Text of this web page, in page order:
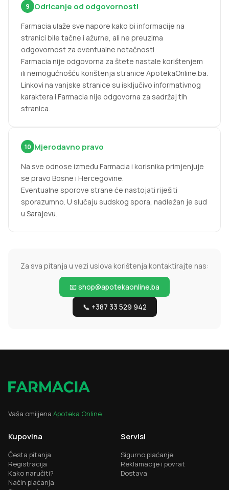
9 Odricanje od odgovornosti
Farmacia ulaže sve napore kako bi informacije na
stranici bile tačne i ažurne, ali ne preuzima
odgovornost za eventualne netačnosti.
Farmacia nije odgovorna za štete nastale korištenjem
ili nemogućnošću korištenja stranice ApotekaOnline.ba.
Linkovi na vanjske stranice su isključivo informativnog
karaktera i Farmacia nije odgovorna za sadržaj tih
stranica.
10 Mjerodavno pravo
Na sve odnose između Farmacia i korisnika primjenjuje
se pravo Bosne i Hercegovine.
Eventualne sporove strane će nastojati riješiti
sporazumno. U slučaju sudskog spora, nadležan je sud
u Sarajevu.
Za sva pitanja u vezi uslova korištenja kontaktirajte nas:
📧 shop@apotekaonline.ba
📞 +387 33 529 942
Vaša omiljena Apoteka Online
Kupovina
Česta pitanja
Registracija
Kako naručiti?
Način plaćanja
Servisi
Sigurno plaćanje
Reklamacije i povrat
Dostava